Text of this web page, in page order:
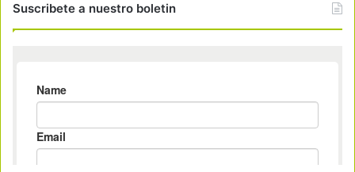
Suscribete a nuestro boletin